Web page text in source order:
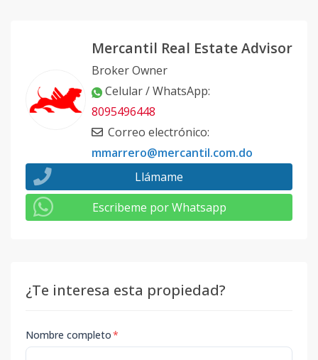
Mercantil Real Estate Advisor
Broker Owner
Celular / WhatsApp:
8095496448
Correo electrónico:
mmarrero@mercantil.com.do
Llámame
Escribeme por Whatsapp
¿Te interesa esta propiedad?
Nombre completo*